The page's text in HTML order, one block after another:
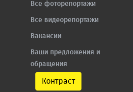
Все фоторепортажи
Все видеорепортажи
Вакансии
Ваши предложения и
обращения
Контраст